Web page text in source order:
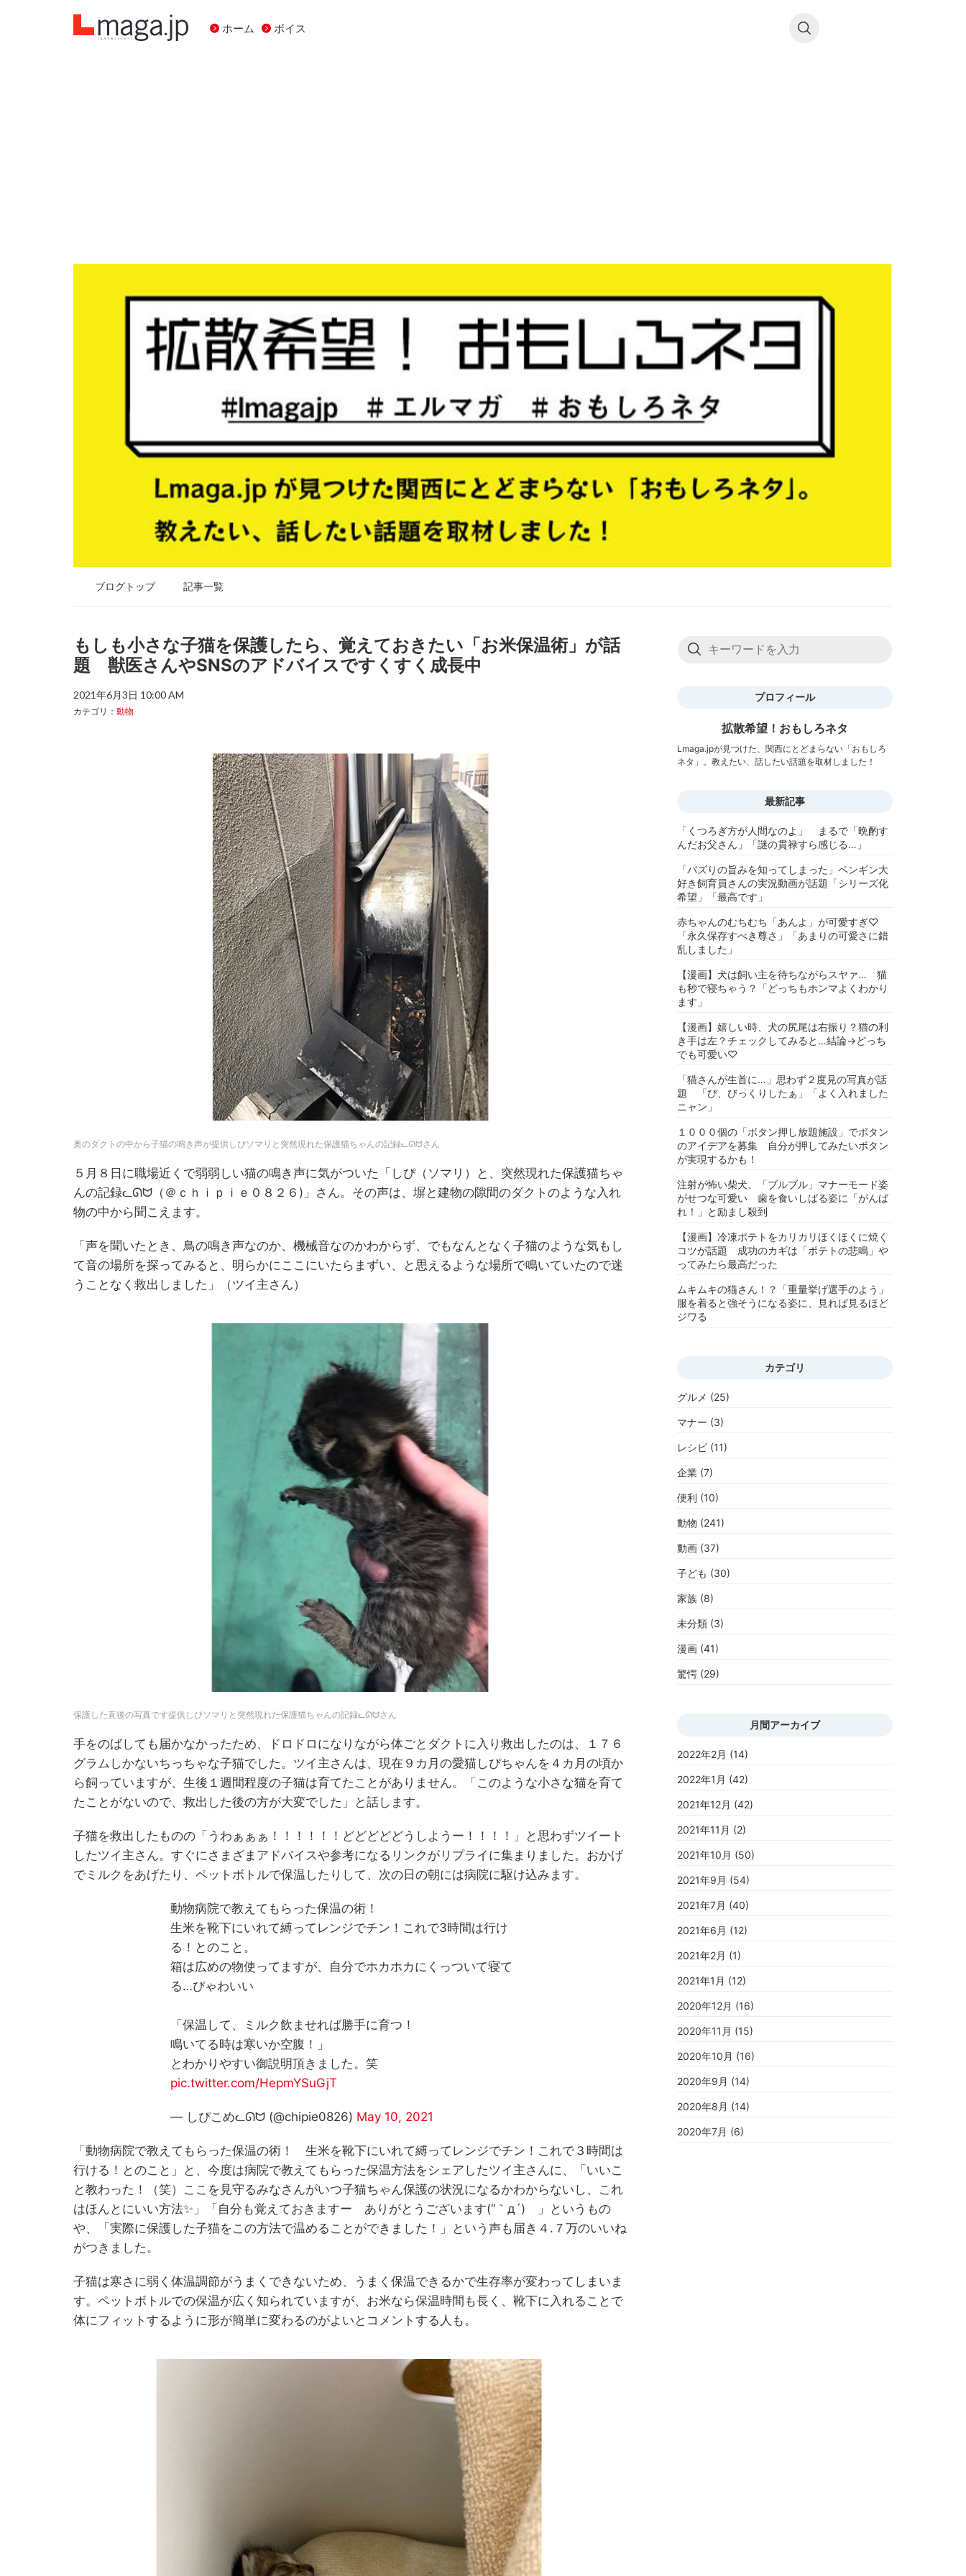
ホーム ボイス
ブログトップ 記事一覧
もしも小さな子猫を保護したら、覚えておきたい「お米保温術」が話
題 獣医さんやSNSのアドバイスですくすく成長中
2021年6月3日 10:00 AM
カテゴリ： 動物
奥のダクトの中から子猫の鳴き声が提供しぴソマリと突然現れた保護猫ちゃんの記録ᓚᘏᗢさん
５月８日に職場近くで弱弱しい猫の鳴き声に気がついた「しぴ（ソマリ）と、突然現れた保護猫ちゃ
んの記録ᓚᘏᗢ（＠ｃｈｉｐｉｅ０８２６)」さん。その声は、塀と建物の隙間のダクトのような入れ
物の中から聞こえます。
「声を聞いたとき、鳥の鳴き声なのか、機械音なのかわからず、でもなんとなく子猫のような気もし
て音の場所を探ってみると、明らかにここにいたらまずい、と思えるような場所で鳴いていたので迷
うことなく救出しました」（ツイ主さん）
保護した直後の写真です提供しぴソマリと突然現れた保護猫ちゃんの記録ᓚᘏᗢさん
手をのばしても届かなかったため、ドロドロになりながら体ごとダクトに入り救出したのは、１７６
グラムしかないちっちゃな子猫でした。ツイ主さんは、現在９カ月の愛猫しぴちゃんを４カ月の頃か
ら飼っていますが、生後１週間程度の子猫は育てたことがありません。「このような小さな猫を育て
たことがないので、救出した後の方が大変でした」と話します。
子猫を救出したものの「うわぁぁぁ！！！！！！どどどどどうしようー！！！！」と思わずツイート
したツイ主さん。すぐにさまざまアドバイスや参考になるリンクがリプライに集まりました。おかげ
でミルクをあげたり、ペットボトルで保温したりして、次の日の朝には病院に駆け込みます。
動物病院で教えてもらった保温の術！
生米を靴下にいれて縛ってレンジでチン！これで3時間は行け
る！とのこと。
箱は広めの物使ってますが、自分でホカホカにくっついて寝て
る…ぴゃわいい
「保温して、ミルク飲ませれば勝手に育つ！
鳴いてる時は寒いか空腹！」
とわかりやすい御説明頂きました。笑
pic.twitter.com/HepmYSuGjT
— しぴこめᓚᘏᗢ (@chipie0826) May 10, 2021
「動物病院で教えてもらった保温の術！ 生米を靴下にいれて縛ってレンジでチン！これで３時間は
行ける！とのこと」と、今度は病院で教えてもらった保温方法をシェアしたツイ主さんに、「いいこ
と教わった！（笑）ここを見守るみなさんがいつ子猫ちゃん保護の状況になるかわからないし、これ
はほんとにいい方法✨」「自分も覚えておきますー ありがとうございます(“｀д´)ゞ」というもの
や、「実際に保護した子猫をこの方法で温めることができました！」という声も届き４.７万のいいね
がつきました。
子猫は寒さに弱く体温調節がうまくできないため、うまく保温できるかで生存率が変わってしまいま
す。ペットボトルでの保温が広く知られていますが、お米なら保温時間も長く、靴下に入れることで
体にフィットするように形が簡単に変わるのがよいとコメントする人も。
プロフィール
拡散希望！おもしろネタ
Lmaga.jpが見つけた、関西にとどまらない「おもしろ
ネタ」。教えたい、話したい話題を取材しました！
最新記事
「くつろぎ方が人間なのよ」 まるで「晩酌す
んだお父さん」「謎の貫禄すら感じる…」
「バズりの旨みを知ってしまった」ペンギン大
好き飼育員さんの実況動画が話題「シリーズ化
希望」「最高です」
赤ちゃんのむちむち「あんよ」が可愛すぎ♡
「永久保存すべき尊さ」「あまりの可愛さに錯
乱しました」
【漫画】犬は飼い主を待ちながらスヤァ… 猫
も秒で寝ちゃう？「どっちもホンマよくわかり
ます」
【漫画】嬉しい時、犬の尻尾は右振り？猫の利
き手は左？チェックしてみると…結論→どっち
でも可愛い♡
「猫さんが生首に…」思わず２度見の写真が話
題 「び、びっくりしたぁ」「よく入れました
ニャン」
１０００個の「ボタン押し放題施設」でボタン
のアイデアを募集 自分が押してみたいボタン
が実現するかも！
注射が怖い柴犬、「ブルブル」マナーモード姿
がせつな可愛い 歯を食いしばる姿に「がんば
れ！」と励まし殺到
【漫画】冷凍ポテトをカリカリほくほくに焼く
コツが話題 成功のカギは「ポテトの悲鳴」や
ってみたら最高だった
ムキムキの猫さん！？「重量挙げ選手のよう」
服を着ると強そうになる姿に、見れば見るほど
ジワる
カテゴリ
グルメ (25)
マナー (3)
レシピ (11)
企業 (7)
便利 (10)
動物 (241)
動画 (37)
子ども (30)
家族 (8)
未分類 (3)
漫画 (41)
驚愕 (29)
月間アーカイブ
2022年2月 (14)
2022年1月 (42)
2021年12月 (42)
2021年11月 (2)
2021年10月 (50)
2021年9月 (54)
2021年7月 (40)
2021年6月 (12)
2021年2月 (1)
2021年1月 (12)
2020年12月 (16)
2020年11月 (15)
2020年10月 (16)
2020年9月 (14)
2020年8月 (14)
2020年7月 (6)